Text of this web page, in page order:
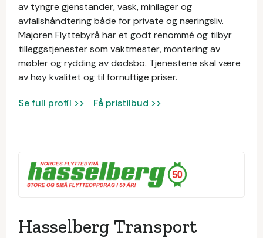
av tyngre gjenstander, vask, minilager og
avfallshåndtering både for private og næringsliv.
Majoren Flyttebyrå har et godt renommé og tilbyr
tilleggstjenester som vaktmester, montering av
møbler og rydding av dødsbo. Tjenestene skal være
av høy kvalitet og til fornuftige priser.
Se full profil >> Få pristilbud >>
Hasselberg Transport